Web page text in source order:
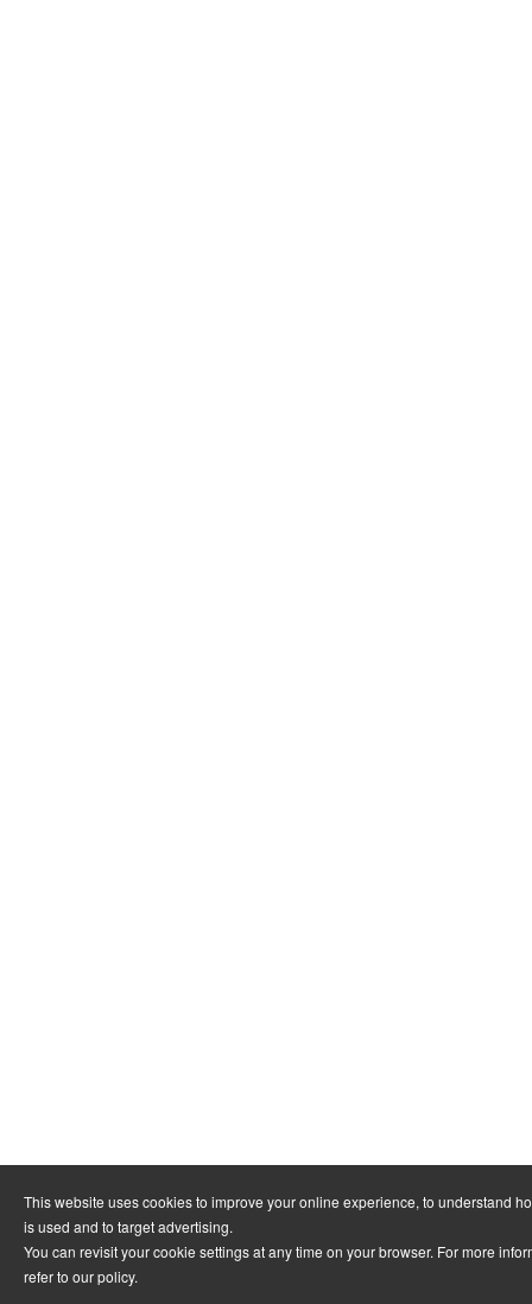
This website uses cookies to improve your online experience, to understand
is used and to target advertising.
You can revisit your cookie settings at any time on your browser. For more
refer to our policy.